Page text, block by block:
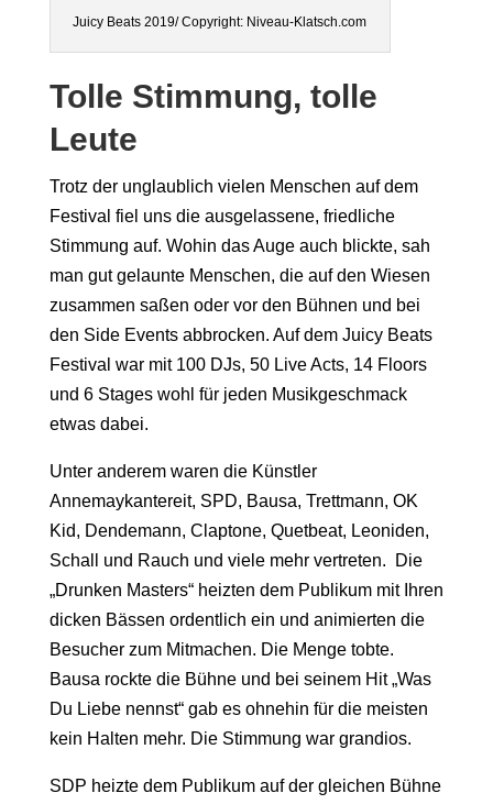
Juicy Beats 2019/ Copyright: Niveau-Klatsch.com
Tolle Stimmung, tolle
Leute
Trotz der unglaublich vielen Menschen auf dem
Festival fiel uns die ausgelassene, friedliche
Stimmung auf. Wohin das Auge auch blickte, sah
man gut gelaunte Menschen, dieauf den Wiesen
zusammen saßen oder vor den Bühnen und bei
den Side Events abbrocken. Auf dem Juicy Beats
Festival war mit 100 DJs, 50 Live Acts, 14 Floors
und 6 Stages wohl für jeden Musikgeschmack
etwas dabei.
Unter anderemwaren die Künstler
Annemaykantereit, SPD, Bausa, Trettmann, OK
Kid, Dendemann, Claptone, Quetbeat, Leoniden,
Schall und Rauch und viele mehr vertreten.
Die
„Drunken Masters“ heizten dem Publikum mit Ihren
dicken Bässen ordentlich ein und animierten die
Besucher zum Mitmachen. Die Menge tobte.
Bausa rockte die Bühne und bei seinem Hit „Was
Du Liebe nennst“ gab es ohnehin für die meisten
kein Halten mehr. Die Stimmung war grandios.
SDP heizte dem Publikum auf der gleichen Bühne